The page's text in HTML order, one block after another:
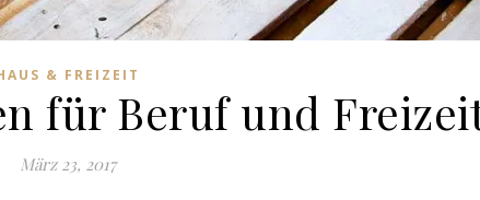
& FREIZEIT
für Beruf und
März 23, 2017